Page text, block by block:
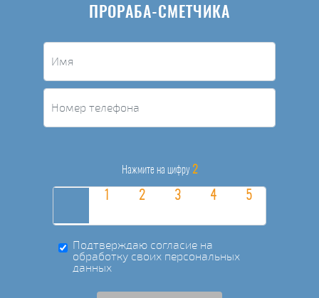
ПРОРАБА-СМЕТЧИКА
Нажмите на цифру 2
Подтверждаю согласие на
обработку своих персональных
данных